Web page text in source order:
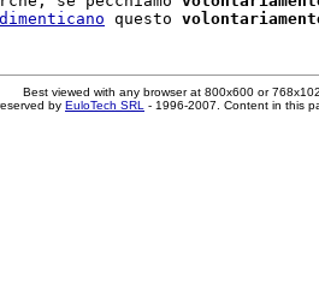
dimenticano questo
Best viewed with any browser at 800x600 or
by EuloTech SRL - 1996-2007. Content in this